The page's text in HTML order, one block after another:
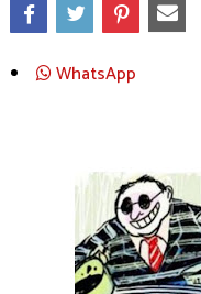
WhatsApp